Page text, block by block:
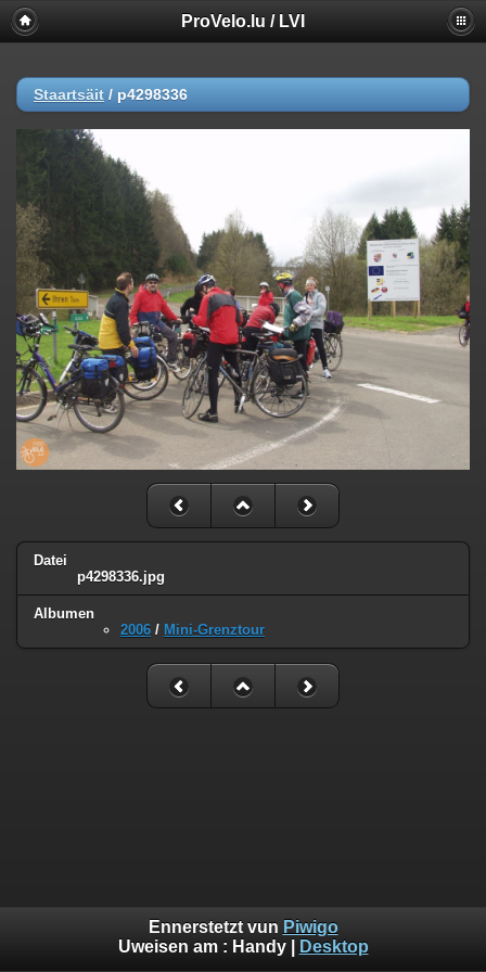
ProVelo.lu / LVI
Staartsäit / p4298336
Datei
p4298336.jpg
Albumen
2006 / Mini-Grenztour
Ennerstetzt vun Piwigo
Uweisen am : Handy| Desktop